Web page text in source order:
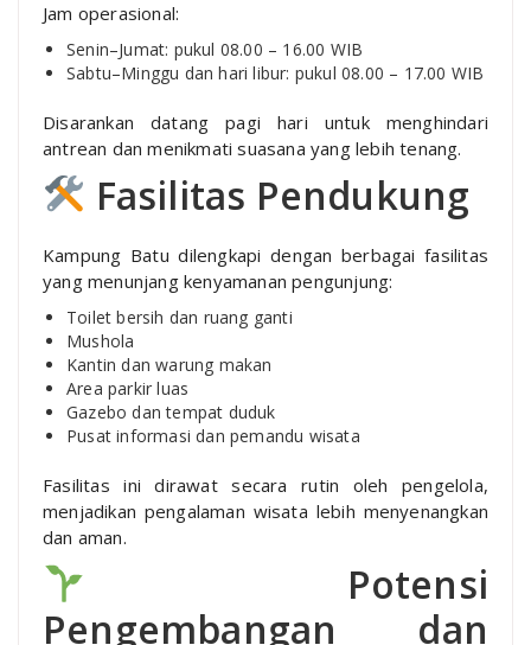
Jam operasional:
Senin–Jumat: pukul 08.00 – 16.00 WIB
Sabtu–Minggu dan hari libur: pukul 08.00 – 17.00 WIB
Disarankan datang pagi hari untuk menghindari
antrean dan menikmati suasana yang lebih tenang.
Fasilitas Pendukung
Kampung Batu dilengkapi dengan berbagai fasilitas
yang menunjang kenyamanan pengunjung:
Toilet bersih dan ruang ganti
Mushola
Kantin dan warung makan
Area parkir luas
Gazebo dan tempat duduk
Pusat informasi dan pemandu wisata
Fasilitas ini dirawat secara rutin oleh pengelola,
menjadikan pengalaman wisata lebih menyenangkan
dan aman.
Potensi
Pengembangan dan